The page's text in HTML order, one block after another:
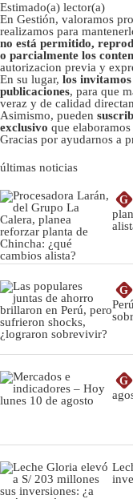
Estimado(a) lector(a)
En Gestión, valoramos
realizamos para
no está permitido,
o parcialmente los
autorizacion previa y
En su lugar, los
publicaciones, para que
veraz y de calidad
Asimismo, pueden
exclusivo que
Gracias por ayudarnos a
últimas noticias
G
G
G